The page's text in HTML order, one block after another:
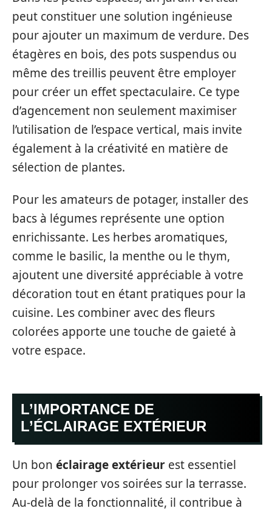
peut constituer une solution ingénieuse
pour ajouter un maximum de verdure. Des
étagères en bois, des pots suspendus ou
même des treillis peuvent être employer
pour créer un effet spectaculaire. Ce type
d’agencement non seulement maximiser
l’utilisation de l’espace vertical, mais invite
également à la créativité en matière de
sélection de plantes.
Pour les amateurs de potager, installer des
bacs à légumes représente une option
enrichissante. Les herbes aromatiques,
comme le basilic, la menthe ou le thym,
ajoutent une diversité appréciable à votre
décoration tout en étant pratiques pour la
cuisine. Les combiner avec des fleurs
colorées apporte une touche de gaieté à
votre espace.
L’IMPORTANCE DE
L’ÉCLAIRAGE EXTÉRIEUR
Un bon éclairage extérieur est essentiel
pour prolonger vos soirées sur la terrasse.
Au-delà de la fonctionnalité, il contribue à